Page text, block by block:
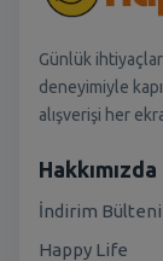
Günlük
deneyimiyle
alışverişi her
Hakkımızda
İndirim Bülteni
Happy Life